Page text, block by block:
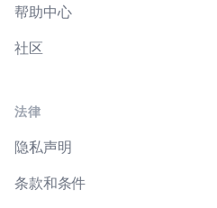
帮助中心
社区
法律
隐私声明
条款和条件